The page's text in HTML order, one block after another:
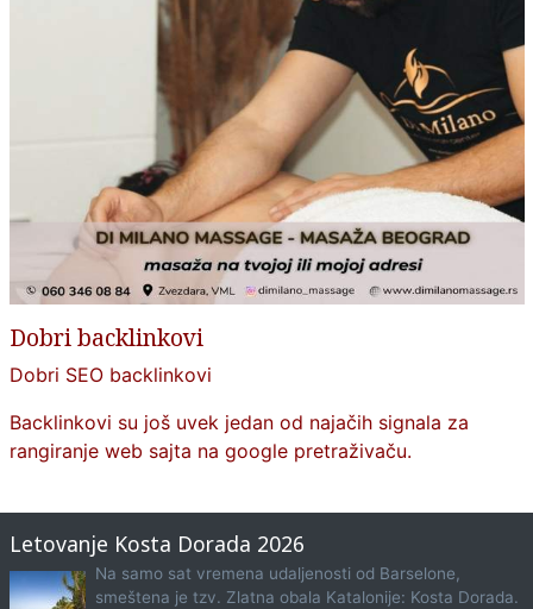
Dobri backlinkovi
Dobri SEO backlinkovi
Backlinkovi su još uvek jedan od najačih signala za
rangiranje web sajta na google pretraživaču.
Letovanje Kosta Dorada 2026
Na samo sat vremena udaljenosti od Barselone,
smeštena je tzv. Zlatna obala Katalonije: Kosta Dorada.